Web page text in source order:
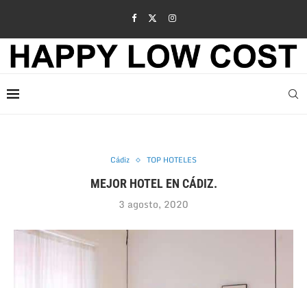
Cádiz TOP HOTELES
MEJOR HOTEL EN CÁDIZ.
3 agosto, 2020